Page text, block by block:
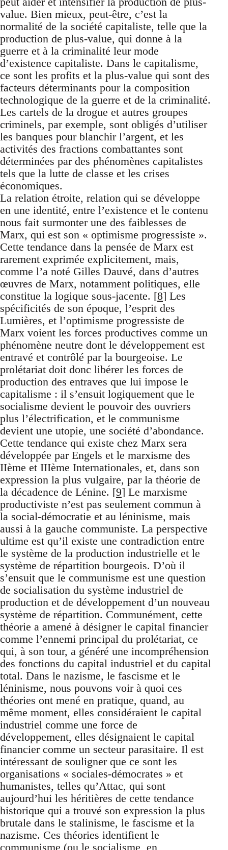
value. Bien mieux, peut-être, c’est la
normalité de la société capitaliste, telle que la
production de plus-value, qui donne à la
guerre et à la criminalité leur mode
d’existence capitaliste. Dans le capitalisme,
ce sont les profits et la plus-value qui sont des
facteurs déterminants pour la composition
technologique de la guerre et de la criminalité.
Les cartels de la drogue et autres groupes
criminels, par exemple, sont obligés d’utiliser
les banques pour blanchir l’argent, et les
activités des fractions combattantes sont
déterminées par des phénomènes capitalistes
tels que la lutte de classe et les crises
économiques.
La relation étroite, relation qui se développe
en une identité, entre l’existence et le contenu
nous fait surmonter une des faiblesses de
Marx, qui est son « optimisme progressiste ».
Cette tendance dans la pensée de Marx est
rarement exprimée explicitement, mais,
comme l’a noté Gilles Dauvé, dans d’autres
œuvres de Marx, notamment politiques, elle
constitue la logique sous-jacente. [8] Les
spécificités de son époque, l’esprit des
Lumières, et l’optimisme progressiste de
Marx voient les forces productives comme un
phénomène neutre dont le développement est
entravé et contrôlé par la bourgeoise. Le
prolétariat doit donc libérer les forces de
production des entraves que lui impose le
capitalisme : il s’ensuit logiquement que le
socialisme devient le pouvoir des ouvriers
plus l’électrification, et le communisme
devient une utopie, une société d’abondance.
Cette tendance qui existe chez Marx sera
développée par Engels et le marxisme des
IIème et IIIème Internationales, et, dans son
expression la plus vulgaire, par la théorie de
la décadence de Lénine. [9] Le marxisme
productiviste n’est pas seulement commun à
la social-démocratie et au léninisme, mais
aussi à la gauche communiste. La perspective
ultime est qu’il existe une contradiction entre
le système de la production industrielle et le
système de répartition bourgeois. D’où il
s’ensuit que le communisme est une question
de socialisation du système industriel de
production et de développement d’un nouveau
système de répartition. Communément, cette
théorie a amené à désigner le capital financier
comme l’ennemi principal du prolétariat, ce
qui, à son tour, a généré une incompréhension
des fonctions du capital industriel et du capital
total. Dans le nazisme, le fascisme et le
léninisme, nous pouvons voir à quoi ces
théories ont mené en pratique, quand, au
même moment, elles considéraient le capital
industriel comme une force de
développement, elles désignaient le capital
financier comme un secteur parasitaire. Il est
intéressant de souligner que ce sont les
organisations « sociales-démocrates » et
humanistes, telles qu’Attac, qui sont
aujourd’hui les héritières de cette tendance
historique qui a trouvé son expression la plus
brutale dans le stalinisme, le fascisme et la
nazisme. Ces théories identifient le
communisme (ou le socialisme, en